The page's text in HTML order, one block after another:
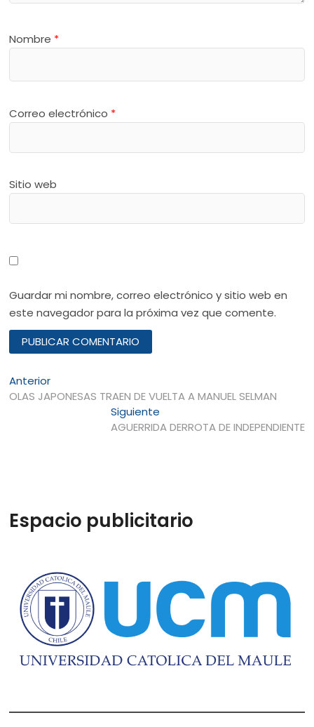
Nombre *
Correo electrónico *
Sitio web
Guardar mi nombre, correo electrónico y sitio web en
este navegador para la próxima vez que comente.
Navegación
de
AnteriorEntrada
anterior:
OLAS JAPONESAS TRAEN DE VUELTA A MANUEL SELMAN
SiguienteEntrada
siguiente:
AGUERRIDA DERROTA DE INDEPENDIENTE
Espacio publicitario